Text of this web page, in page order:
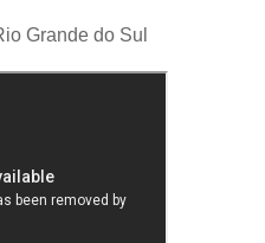
Grande do Sul